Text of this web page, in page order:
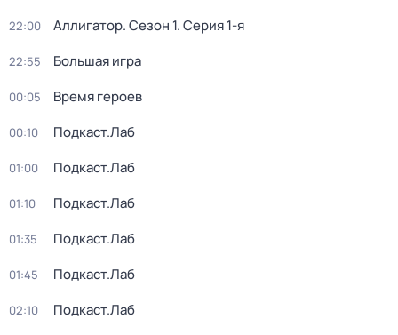
22:00 Аллигатор. Сезон 1. Серия 1-я
22:55 Большая игра
00:05 Время героев
00:10 Подкаст.Лаб
01:00 Подкаст.Лаб
01:10 Подкаст.Лаб
01:35 Подкаст.Лаб
01:45 Подкаст.Лаб
02:10 Подкаст.Лаб